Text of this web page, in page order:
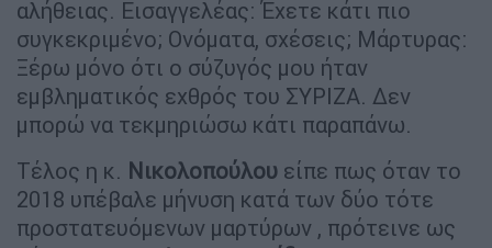
αλήθειας. Εισαγγελέας: Έχετε κάτι πιο
συγκεκριμένο; Ονόματα, σχέσεις; Μάρτυρας:
Ξέρω μόνο ότι ο σύζυγός μου ήταν
εμβληματικός εχθρός του ΣΥΡΙΖΑ. Δεν
μπορώ να τεκμηριώσω κάτι παραπάνω.
Τέλος η κ. Νικολοπούλου είπε πως όταν το
2018 υπέβαλε μήνυση κατά των δύο τότε
προστατευόμενων μαρτύρων , πρότεινε ως